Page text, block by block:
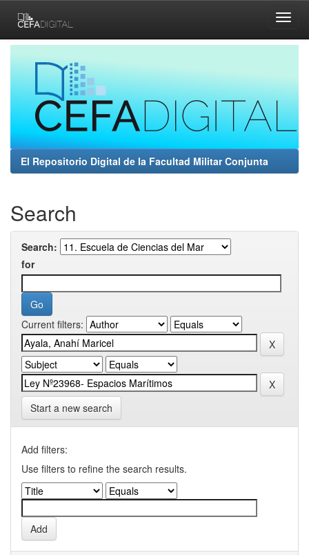
navigation
El Repositorio Digital de la Facultad Militar Conjunta
Search
Search:
for
Current filters:
Start a new search
Add filters:
Use filters to refine the search results.